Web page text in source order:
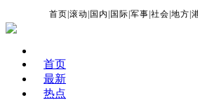
首页 |滚动 国内 国际 |军事 |社会 |地方 |
首页
最新
热点